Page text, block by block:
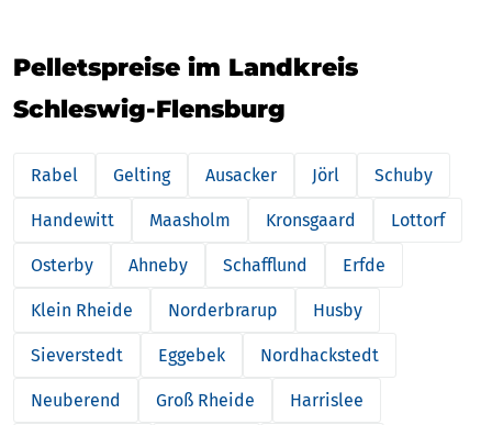
Pelletspreise im Landkreis
Schleswig-Flensburg
Rabel Gelting Ausacker Jörl Schuby
Handewitt Maasholm Kronsgaard Lottorf
Osterby Ahneby Schafflund Erfde
Klein Rheide Norderbrarup Husby
Sieverstedt Eggebek Nordhackstedt
Neuberend Groß Rheide Harrislee